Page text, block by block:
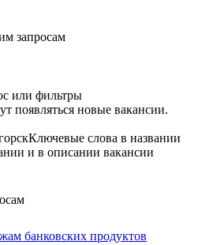
запросам
или фильтры
появляться новые вакансии.
Ключевые слова в названии
и в описании вакансии
банковских продуктов